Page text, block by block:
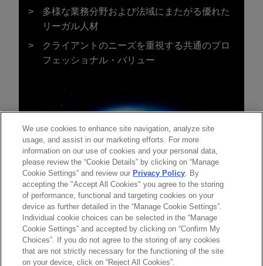
多様な業務分野および法域にまたがる優れた
リーガル人材
クライアントのニーズを重視する共通のプロ
フェッショナル・バリュー
送信する前の注意事項：
www.jonesday.comに掲載されている情報は、一般的な使用を
目的としており、法的アドバイスを目的としたものではありま
弁護士業務広告 お問い合わせ
免責事項
プライバシーポリシー
著作権
We use cookies to enhance site navigation, analyze site
usage, and assist in our marketing efforts. For more
information on our use of cookies and your personal data,
please review the “Cookie Details” by clicking on “Manage
Cookie Settings” and review our Privacy Policy. By
accepting the "Accept All Cookies" you agree to the storing
of performance, functional and targeting cookies on your
device as further detailed in the “Manage Cookie Settings”.
Individual cookie choices can be selected in the “Manage
Cookie Settings” and accepted by clicking on “Confirm My
Choices”. If you do not agree to the storing of any cookies
that are not strictly necessary for the functioning of the site
on your device, click on “Reject All Cookies”.